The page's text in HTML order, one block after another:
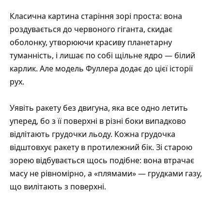
Класична картина старіння зорі проста: вона
роздувається до червоного гіганта, скидає
оболонку, утворюючи красиву планетарну
туманність, і лишає по собі щільне ядро — білий
карлик. Але модель Фуллера додає до цієї історії
рух.
Уявіть ракету без двигуна, яка все одно летить
уперед, бо з її поверхні в різні боки випадково
відлітають грудочки льоду. Кожна грудочка
відштовхує ракету в протилежний бік. Зі старою
зорею відбувається щось подібне: вона втрачає
масу не рівномірно, а «плямами» — грудками газу,
що вилітають з поверхні.